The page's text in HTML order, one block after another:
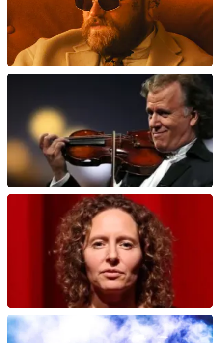
BESTEL NU
Andre Rieu
laatste 30 minuten
BESTEL NU
Esther van der Voort